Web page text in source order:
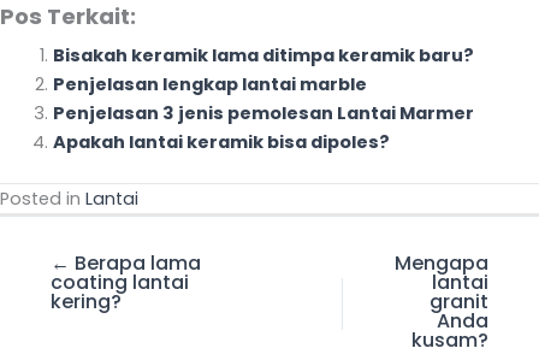
Pos Terkait:
Bisakah keramik lama ditimpa keramik baru?
Penjelasan lengkap lantai marble
Penjelasan 3 jenis pemolesan Lantai Marmer
Apakah lantai keramik bisa dipoles?
Posted in Lantai
← Berapa lama
coating lantai
kering?
Mengapa
lantai
granit
Anda
kusam?